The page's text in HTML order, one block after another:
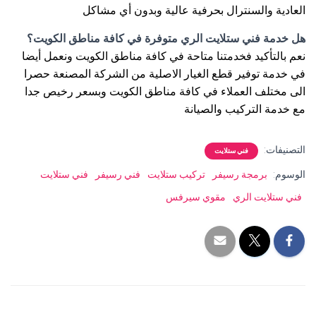
العادية والسنترال بحرفية عالية وبدون أي مشاكل
هل خدمة فني ستلايت الري متوفرة في كافة مناطق الكويت؟
نعم بالتأكيد فخدمتنا متاحة في كافة مناطق الكويت ونعمل أيضا
في خدمة توفير قطع الغيار الاصلية من الشركة المصنعة حصرا
الى مختلف العملاء في كافة مناطق الكويت وبسعر رخيص جدا
مع خدمة التركيب والصيانة
التصنيفات: فني ستلايت
الوسوم: برمجة رسيفر تركيب ستلايت فني رسيفر
فني ستلايت
فني ستلايت الري
مقوي سيرفس